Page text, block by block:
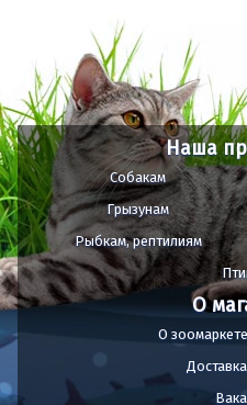
Наша
Собакам
Грызунам
Рыбкам, рептилиям
О
О